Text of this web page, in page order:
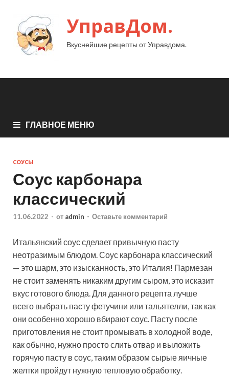
УправДом.
Вкуснейшие рецепты от Управдома.
ГЛАВНОЕ МЕНЮ
СОУСЫ
Соус карбонара
классический
11.06.2022 - от admin - Оставьте комментарий
Итальянский соус сделает привычную пасту
неотразимым блюдом. Соус карбонара классический
— это шарм, это изысканность, это Италия! Пармезан
не стоит заменять никаким другим сыром, это исказит
вкус готового блюда. Для данного рецепта лучше
всего выбрать пасту фетучини или тальятелли, так как
они особенно хорошо вбирают соус. Пасту после
приготовления не стоит промывать в холодной воде,
как обычно, нужно просто слить отвар и выложить
горячую пасту в соус, таким образом сырые яичные
желтки пройдут нужную тепловую обработку.